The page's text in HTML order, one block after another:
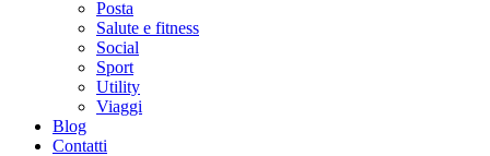
Posta
Salute e fitness
Social
Sport
Utility
Viaggi
Blog
Contatti